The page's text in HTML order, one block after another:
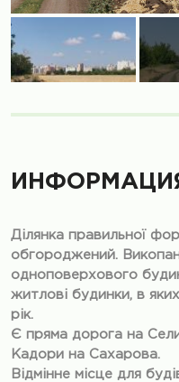
Ділянка правильної
обгороджений.
одноповерхового
житлові будинки, в
рік.
Є пряма дорога на
Кадори на Сахарова.
Відмінне місце для